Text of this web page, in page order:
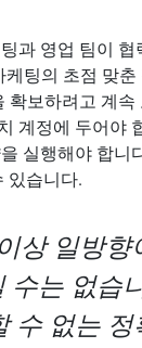
과 영업 팀이
팅의 초점 맞
확보하려고 계
계정에 두어야
실행해야 합니
있습니다.
상 일방
수는 없습
수 없는